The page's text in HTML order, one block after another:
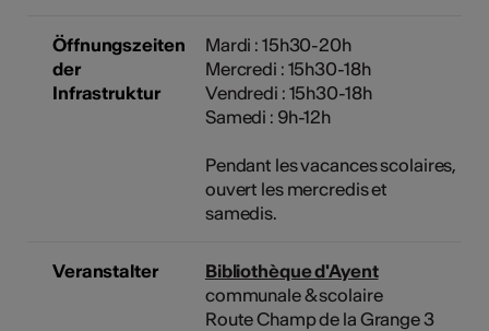
Öffnungszeiten
der
Infrastruktur
Mardi : 15h30-20h
Mercredi : 15h30-18h
Vendredi : 15h30-18h
Samedi : 9h-12h
Pendant les vacances scolaires,
ouvert les mercredis et
samedis.
Veranstalter
Bibliothèque d'Ayent
communale & scolaire
Route Champ de la Grange 3